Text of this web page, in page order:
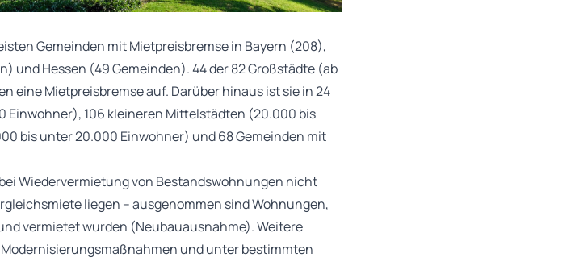
Gemeinden mit Mietpreisbremse in Bayern (208),
und Hessen (49 Gemeinden). 44 der 82 Großstädte (ab
eine Mietpreisbremse auf. Darüber hinaus ist sie in 24
106 kleineren Mittelstädten (20.000 bis
bis unter 20.000 Einwohner) und 68 Gemeinden mit
Wiedervermietung von Bestandswohnungen nicht
liegen – ausgenommen sind Wohnungen,
vermietet wurden (Neubauausnahme). Weitere
und unter bestimmten